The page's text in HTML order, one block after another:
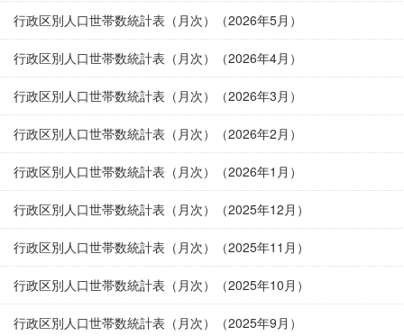
行政区別人口世帯数統計表（月次）（2026年5月）
行政区別人口世帯数統計表（月次）（2026年4月）
行政区別人口世帯数統計表（月次）（2026年3月）
行政区別人口世帯数統計表（月次）（2026年2月）
行政区別人口世帯数統計表（月次）（2026年1月）
行政区別人口世帯数統計表（月次）（2025年12月）
行政区別人口世帯数統計表（月次）（2025年11月）
行政区別人口世帯数統計表（月次）（2025年10月）
行政区別人口世帯数統計表（月次）（2025年9月）